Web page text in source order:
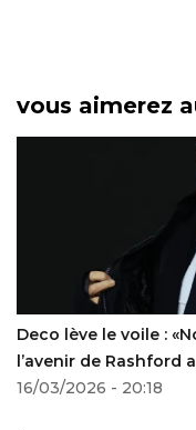
vous aimerez
Deco lève le voile :
l’avenir de Rashford
16/03/2026 - 20:18